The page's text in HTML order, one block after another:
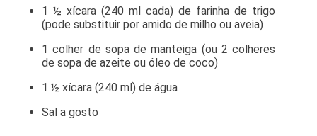
1 ½ xícara (240 ml cada) de farinha de trigo
(pode substituir por amido de milho ou aveia)
1 colher de sopa de manteiga (ou 2 colheres
de sopa de azeite ou óleo de coco)
1 ½ xícara (240 ml) de água
Sal a gosto